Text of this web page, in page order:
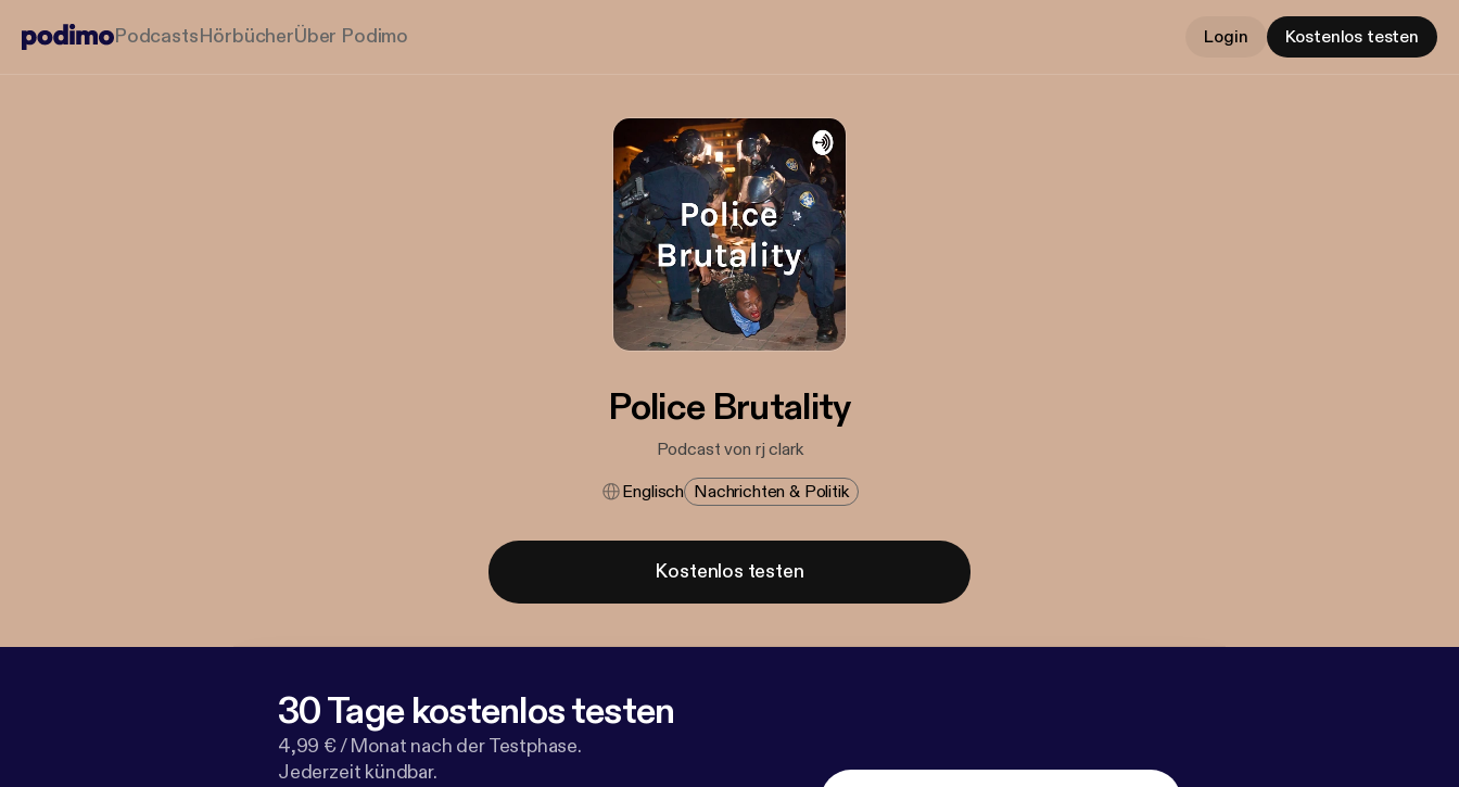
PodcastsHörbücherÜber Podimo Login Kostenlos testen
Police Brutality
Podcast von rj clark
Englisch Nachrichten & Politik
Kostenlos testen
30 Tage kostenlos testen
4,99 € / Monat nach der Testphase.
Jederzeit kündbar.